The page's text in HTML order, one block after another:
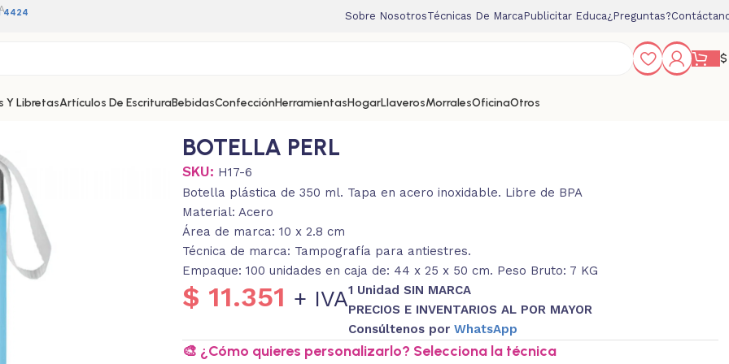
4424 Sobre NosotrosTécnicas De MarcaPublicitar Educa¿Preguntas?
$
Y LibretasArtículos De EscrituraBebidasConfecciónHerramientasHogarLlaverosMorralesOficinaOtros
BOTELLA PERL
SKU: H17-6
Botella plástica de 350 ml. Tapa en acero inoxidable. Libre de BPA
Material: Acero
Área de marca: 10 x 2.8 cm
Técnica de marca: Tampografía para antiestres.
Empaque: 100 unidades en caja de: 44 x 25 x 50 cm. Peso Bruto: 7 KG
$ 11.351 + IVA1 Unidad SIN MARCA
PRECIOS E INVENTARIOS AL POR MAYOR
Consúltenos por WhatsApp
🎨 ¿Cómo quieres personalizarlo? Selecciona la técnica